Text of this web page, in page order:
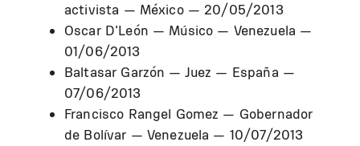
activista — México — 20/05/2013
Oscar D’León — Músico — Venezuela —
01/06/2013
Baltasar Garzón — Juez — España —
07/06/2013
Francisco Rangel Gomez — Gobernador
de Bolívar — Venezuela — 10/07/2013